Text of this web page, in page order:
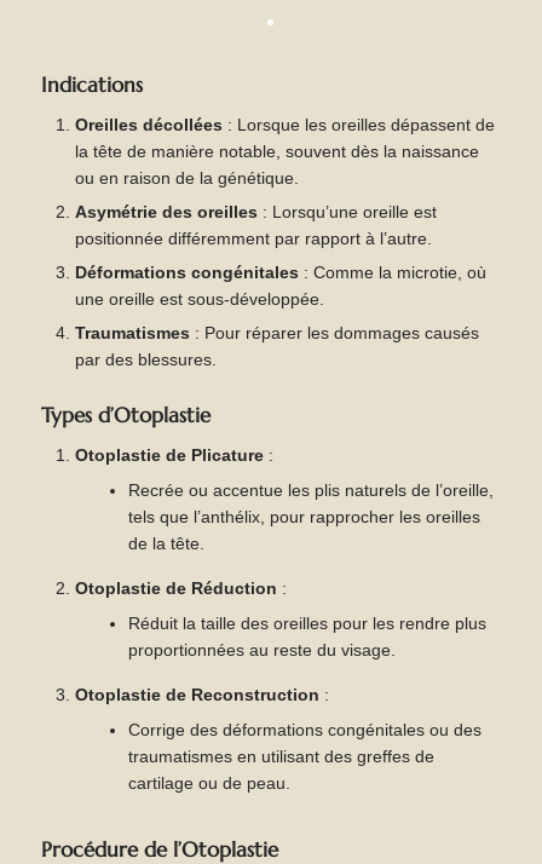
Indications
Oreilles décollées : Lorsque les oreilles dépassent de
la tête de manière notable, souvent dès la naissance
ou en raison de la génétique.
Asymétrie des oreilles : Lorsqu’une oreille est
positionnée différemment par rapport à l’autre.
Déformations congénitales : Comme la microtie, où
une oreille est sous-développée.
Traumatismes : Pour réparer les dommages causés
par des blessures.
Types d’Otoplastie
Otoplastie de Plicature :
Recrée ou accentue les plis naturels de l’oreille,
tels que l’anthélix, pour rapprocher les oreilles
de la tête.
Otoplastie de Réduction :
Réduit la taille des oreilles pour les rendre plus
proportionnées au reste du visage.
Otoplastie de Reconstruction :
Corrige des déformations congénitales ou des
traumatismes en utilisant des greffes de
cartilage ou de peau.
Procédure de l’Otoplastie